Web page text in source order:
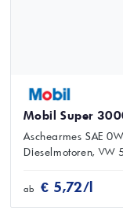
Mobil Super
Aschearmes SAE
Dieselmotoren,
ab € 5,72/l